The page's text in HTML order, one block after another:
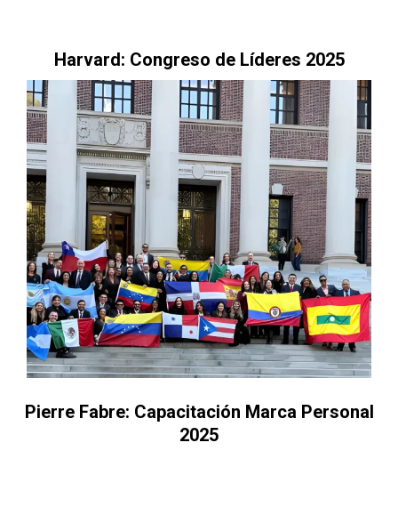
Harvard: Congreso de Líderes 2025
Pierre Fabre: Capacitación Marca Personal
2025